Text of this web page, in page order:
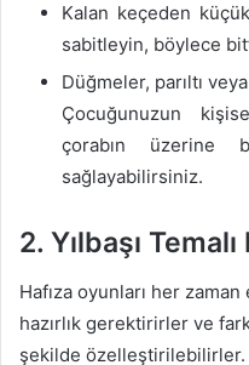
Kalan keçeden
sabitleyin, böylece
Düğmeler, parıltı
Çocuğunuzun
çorabın üzerine
sağlayabilirsiniz.
2. Yılbaşı
Hafıza oyunları her
hazırlık gerektirirler ve
şekilde özelleştirilebilirler.